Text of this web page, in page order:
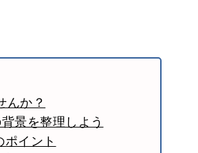
んか？
景を整理しよう
ポイント